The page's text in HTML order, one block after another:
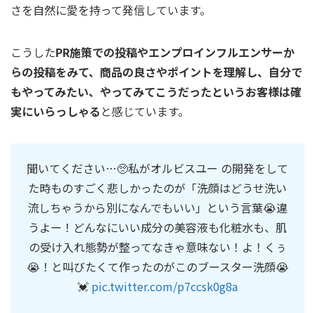
さを自然に愛を持って発信しています。
こうしたPR施策での投稿やエンプロインフルエンサーか
らの投稿をみて、商品の良さやポイントを理解し、自分で
もやってみたい、やってみてこうだったというお客様は確
実にいらっしゃる と感じています。
聞いてください…🥺私がオルビスユー の開発をして
た時ものすごく悲しかったのが「洗顔はどうせ洗い
流しちゃうから別になんでもいい」という言葉😭違
うよー！どんなにいい成分の美容液も化粧水も、肌
の受け入れ態勢が整ってなきゃ意味ない！よ！くぅ
😭！と叫びたくて作ったのがこのブースター洗顔😭
💓 pic.twitter.com/p7ccsk0g8a